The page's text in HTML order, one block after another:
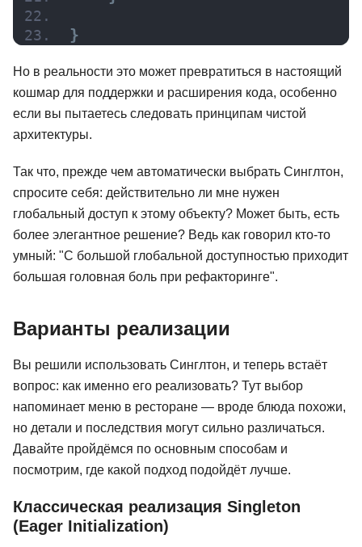
}
Но в реальности это может превратиться в настоящий
кошмар для поддержки и расширения кода, особенно
если вы пытаетесь следовать принципам чистой
архитектуры.
Так что, прежде чем автоматически выбрать Синглтон,
спросите себя: действительно ли мне нужен
глобальный доступ к этому объекту? Может быть, есть
более элегантное решение? Ведь как говорил кто-то
умный: "С большой глобальной доступностью приходит
большая головная боль при рефакторинге".
Варианты реализации
Вы решили использовать Синглтон, и теперь встаёт
вопрос: как именно его реализовать? Тут выбор
напоминает меню в ресторане — вроде блюда похожи,
но детали и последствия могут сильно различаться.
Давайте пройдёмся по основным способам и
посмотрим, где какой подход подойдёт лучше.
Классическая реализация Singleton
(Eager Initialization)